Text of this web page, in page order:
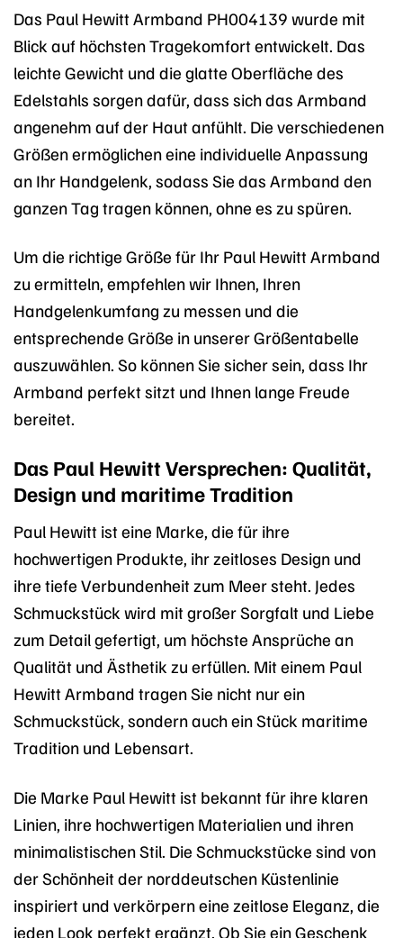
Das Paul Hewitt Armband PH004139 wurde mit
Blick auf höchsten Tragekomfort entwickelt. Das
leichte Gewicht und die glatte Oberfläche des
Edelstahls sorgen dafür, dass sich das Armband
angenehm auf der Haut anfühlt. Die verschiedenen
Größen ermöglichen eine individuelle Anpassung
an Ihr Handgelenk, sodass Sie das Armband den
ganzen Tag tragen können, ohne es zu spüren.
Um die richtige Größe für Ihr Paul Hewitt Armband
zu ermitteln, empfehlen wir Ihnen, Ihren
Handgelenkumfang zu messen und die
entsprechende Größe in unserer Größentabelle
auszuwählen. So können Sie sicher sein, dass Ihr
Armband perfekt sitzt und Ihnen lange Freude
bereitet.
Das Paul Hewitt Versprechen: Qualität,
Design und maritime Tradition
Paul Hewitt ist eine Marke, die für ihre
hochwertigen Produkte, ihr zeitloses Design und
ihre tiefe Verbundenheit zum Meer steht. Jedes
Schmuckstück wird mit großer Sorgfalt und Liebe
zum Detail gefertigt, um höchste Ansprüche an
Qualität und Ästhetik zu erfüllen. Mit einem Paul
Hewitt Armband tragen Sie nicht nur ein
Schmuckstück, sondern auch ein Stück maritime
Tradition und Lebensart.
Die Marke Paul Hewitt ist bekannt für ihre klaren
Linien, ihre hochwertigen Materialien und ihren
minimalistischen Stil. Die Schmuckstücke sind von
der Schönheit der norddeutschen Küstenlinie
inspiriert und verkörpern eine zeitlose Eleganz, die
jeden Look perfekt ergänzt. Ob Sie ein Geschenk